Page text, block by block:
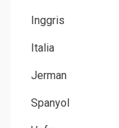
Inggris
Italia
Jerman
Spanyol